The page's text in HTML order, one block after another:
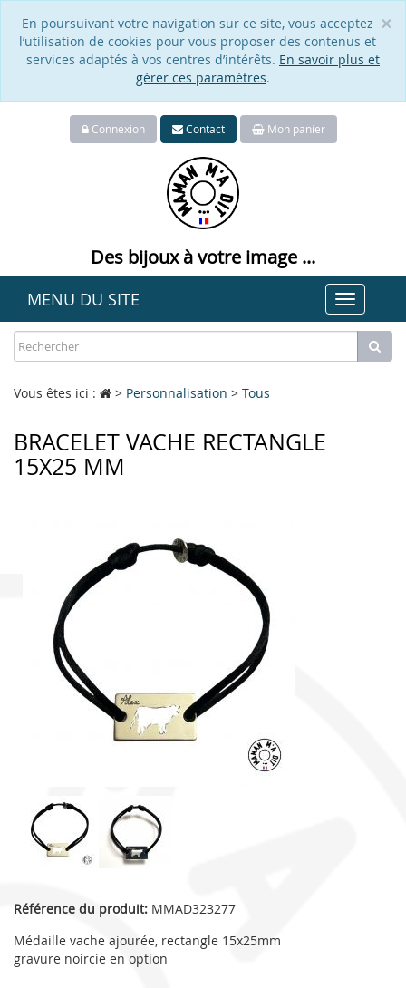
×
En poursuivant votre navigation sur ce site, vous acceptez
l’utilisation de cookies pour vous proposer des contenus et
services adaptés à vos centres d’intérêts. En savoir plus et
gérer ces paramètres.
Connexion Contact Mon panier
Des bijoux à votre image ...
MENU DU SITE
Toggle
Vous êtes ici : > Personnalisation > Tous
BRACELET VACHE RECTANGLE
15X25 MM
Référence du produit: MMAD323277
Médaille vache ajourée, rectangle 15x25mm
gravure noircie en option